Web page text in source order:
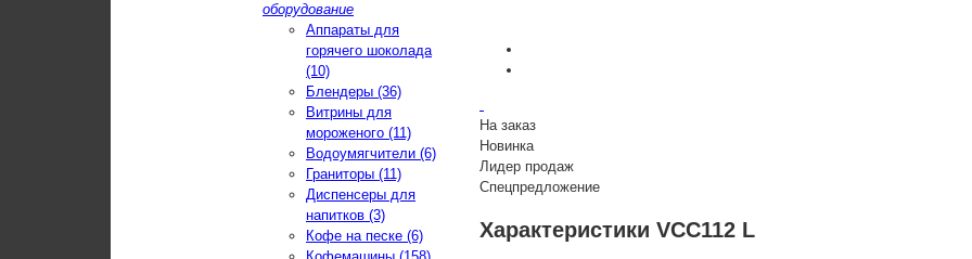
На заказ
Новинка
Лидер продаж
Спецпредложение
Характеристики VCC112 L
оборудование
Аппараты для
горячего шоколада
(10)
Блендеры (36)
Витрины для
мороженого (11)
Водоумягчители (6)
Граниторы (11)
Диспенсеры для
напитков (3)
Кофе на песке (6)